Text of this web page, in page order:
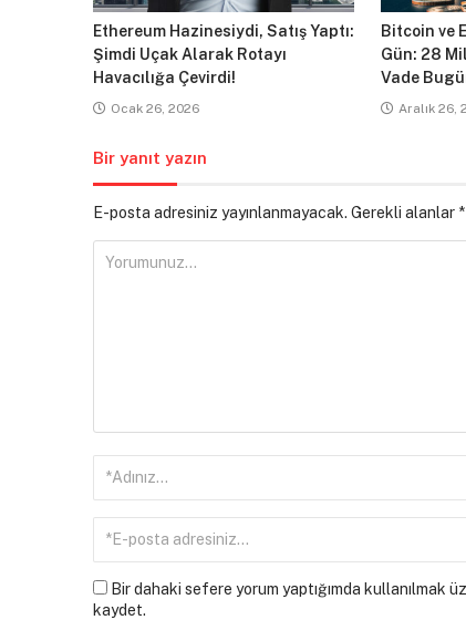
Ethereum Hazinesiydi, Satış Yaptı:
Şimdi Uçak Alarak Rotayı
Havacılığa Çevirdi!
Ocak 26, 2026
Bitcoin ve
Gün: 28
Vade
Aralık 26,
Bir yanıt yazın
E-posta adresiniz yayınlanmayacak. Gerekli alanlar *
Bir dahaki sefere yorum yaptığımda kullanılmak
kaydet.